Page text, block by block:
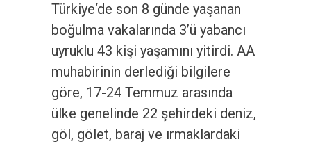
Türkiye‘de son 8 günde yaşanan
boğulma vakalarında 3’ü yabancı
uyruklu 43 kişi yaşamını yitirdi. AA
muhabirinin derlediği bilgilere
göre, 17-24 Temmuz arasında
ülke genelinde 22 şehirdeki deniz,
göl, gölet, baraj ve ırmaklardaki